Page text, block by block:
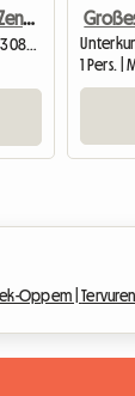
Großes Terrassenzimmer Zentrum Tervuren In Der Nähe Von Bxl / Leuven
1 Pers.
Oppem |